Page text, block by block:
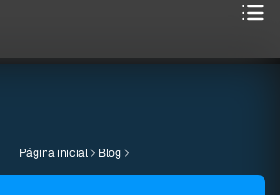
Página inicial Blog